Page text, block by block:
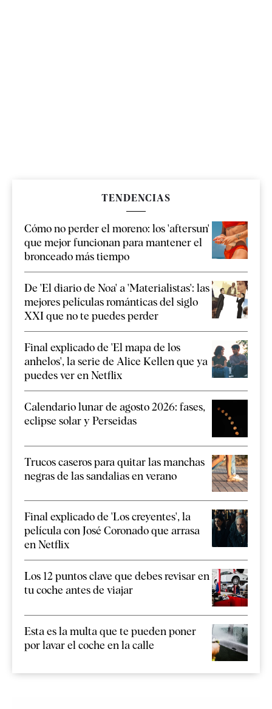
TENDENCIAS
Cómo no perder el moreno: los 'aftersun'
que mejor funcionan para mantener el
bronceado más tiempo
De 'El diario de Noa' a 'Materialistas': las
mejores películas románticas del siglo
XXI que no te puedes perder
Final explicado de 'El mapa de los
anhelos', la serie de Alice Kellen que ya
puedes ver en Netflix
Calendario lunar de agosto 2026: fases,
eclipse solar y Perseidas
Trucos caseros para quitar las manchas
negras de las sandalias en verano
Final explicado de 'Los creyentes', la
película con José Coronado que arrasa
en Netflix
Los 12 puntos clave que debes revisar en
tu coche antes de viajar
Esta es la multa que te pueden poner
por lavar el coche en la calle